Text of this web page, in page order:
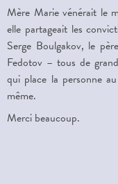
Mère Marie vénérait le
elle partageait les
Serge Boulgakov, le
Fedotov – tous de
qui place la personne
même.
Merci beaucoup.